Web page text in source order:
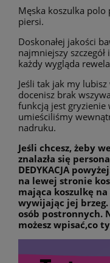
Męska koszulka polo
piersi.
Doskonałej jakości
najmniejszy
każdy wygląda
Jeśli tak jak my
docenisz brak
funkcją jest gryzienie
umieściliśmy
nadruku.
Jeśli chcesz, żeby
znalazła się
DEDYKACJA
na lewej stronie
mająca koszulkę
wywijając jej
osób postronnych.
możesz wpisać,co